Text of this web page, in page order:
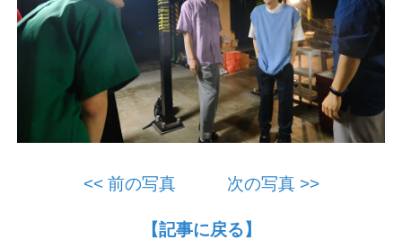
<< 前の写真 次の写真 >>
【記事に戻る】